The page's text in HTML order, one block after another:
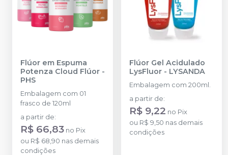
Flúor em Espuma
Potenza Cloud Flúor -
PHS
Embalagem com 01
frasco de 120ml
a partir de:
R$ 66,83 no Pix
ou R$ 68,90 nas demais
condições
Flúor Gel Acidulado
LysFluor - LYSANDA
Embalagem com 200ml.
a partir de:
R$ 9,22 no Pix
ou R$ 9,50 nas demais
condições